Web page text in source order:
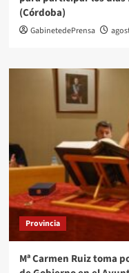
(Córdoba)
GabinetedePrensa
Provincia
Mª Carmen Ruiz toma